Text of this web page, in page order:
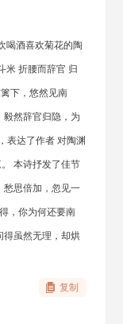
喝酒喜欢菊花的陶
米 折腰而辞官 归
下，悠然见南
毅然辞官归隐，为
表达了作者 对陶渊
本诗抒发了佳节
愁思倍加，忽见一
，你为何还要南
得虽然无理，却烘
复制